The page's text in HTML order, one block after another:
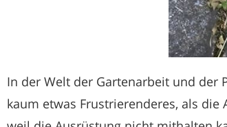
In der Welt der Gartenarbeit und der
kaum etwas Frustrierenderes, als